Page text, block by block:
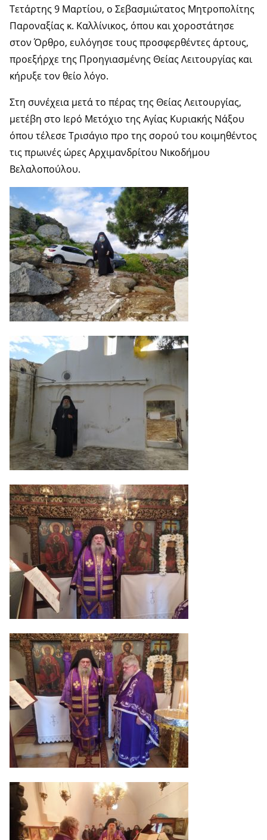
Τετάρτης 9 Μαρτίου, ο Σεβασμιώτατος Μητροπολίτης
Παροναξίας κ. Καλλίνικος, όπου και χοροστάτησε
στον Όρθρο, ευλόγησε τους προσφερθέντες άρτους,
προεξήρχε της Προηγιασμένης Θείας Λειτουργίας και
κήρυξε τον θείο λόγο.
Στη συνέχεια μετά το πέρας της Θείας Λειτουργίας,
μετέβη στο Ιερό Μετόχιο της Αγίας Κυριακής Νάξου
όπου τέλεσε Τρισάγιο προ της σορού του κοιμηθέντος
τις πρωινές ώρες Αρχιμανδρίτου Νικοδήμου
Βελαλοπούλου.